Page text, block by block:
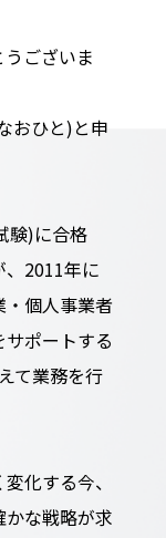
ございま
おひと)と申
験)に合格
2011年に
個人事業者
ポートする
て業務を行
化する今、
な戦略が求